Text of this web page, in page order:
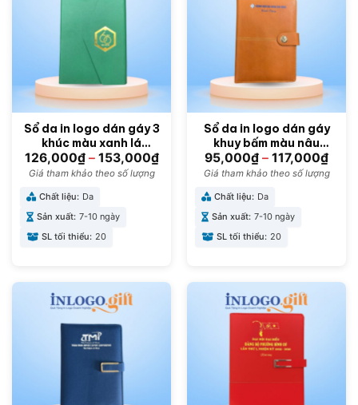
Sổ da in logo dán gáy 3
khúc màu xanh lá
15cmx21cm SD-01
126,000₫– 153,000₫
Giá tham khảo theo số lượng
Chất liệu: Da
Sản xuất: 7-10 ngày
SL tối thiểu: 20
Sổ da in logo dán gáy
khuy bấm màu nâu
15cmx21cm SD-03
95,000₫ – 117,000₫
Giá tham khảo theo số lượng
Chất liệu: Da
Sản xuất: 7-10 ngày
SL tối thiểu: 20